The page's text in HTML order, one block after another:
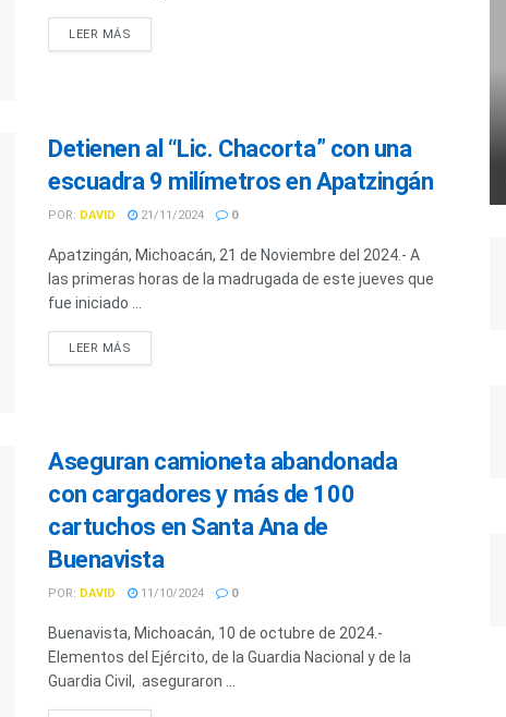
LEER MÁS
Detienen al “Lic. Chacorta” con una
escuadra 9 milímetros en Apatzingán
POR: DAVID 21/11/2024 0
Apatzingán, Michoacán, 21 de Noviembre del 2024.- A
las primeras horas de la madrugada de este jueves que
fue iniciado ...
LEER MÁS
Aseguran camioneta abandonada
con cargadores y más de 100
cartuchos en Santa Ana de
Buenavista
POR: DAVID 11/10/2024 0
Buenavista, Michoacán, 10 de octubre de 2024.-
Elementos del Ejército, de la Guardia Nacional y de la
Guardia Civil, aseguraron ...